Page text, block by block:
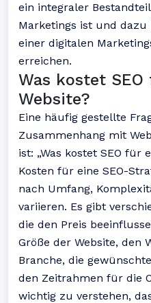
ein integraler
Marketings ist und dazu
einer digitalen
erreichen.
Was kostet SEO
Website?
Eine häufig gestellte
Zusammenhang mit
ist: „Was kostet SEO für
Kosten für eine SEO-
nach Umfang,
variieren. Es gibt
die den Preis
Größe der Website, den
Branche, die
den Zeitrahmen für die
wichtig zu verstehen,